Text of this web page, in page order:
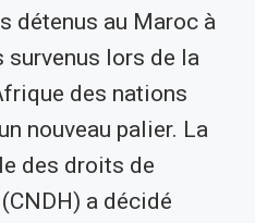
détenus au Maroc à
lors de la
des nations
nouveau palier. La
des droits de
a décidé